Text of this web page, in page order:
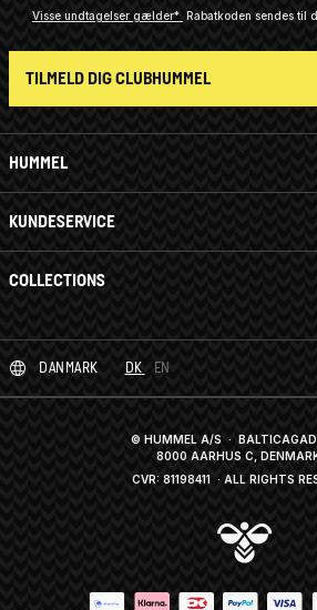
HUMMEL
KUNDESERVICE
COLLECTIONS
Visse undtagelser gælder* Rabatkoden sendes til
TILMELD DIG CLUBHUMMEL
DANMARK DK EN
© HUMMEL A/S ·
8000 AARHUS C,
CVR: 81198411 · ALL RIGHTS